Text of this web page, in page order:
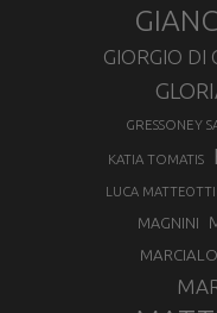
GIORGIO DI
GRESSONEY
KATIA TOMATIS
LUCA MATTEOTTI
MAGNINI